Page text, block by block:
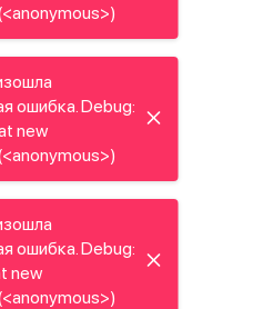
ошибка. Debug:
new
ошибка. Debug:
new